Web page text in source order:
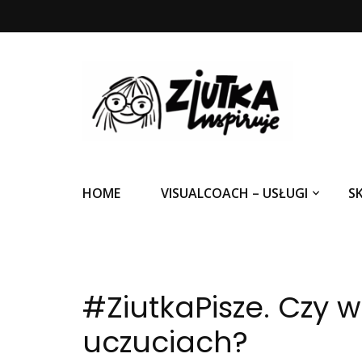
HOME VISUALCOACH – USŁUGI
#ZiutkaPisze. Czy
uczuciach?